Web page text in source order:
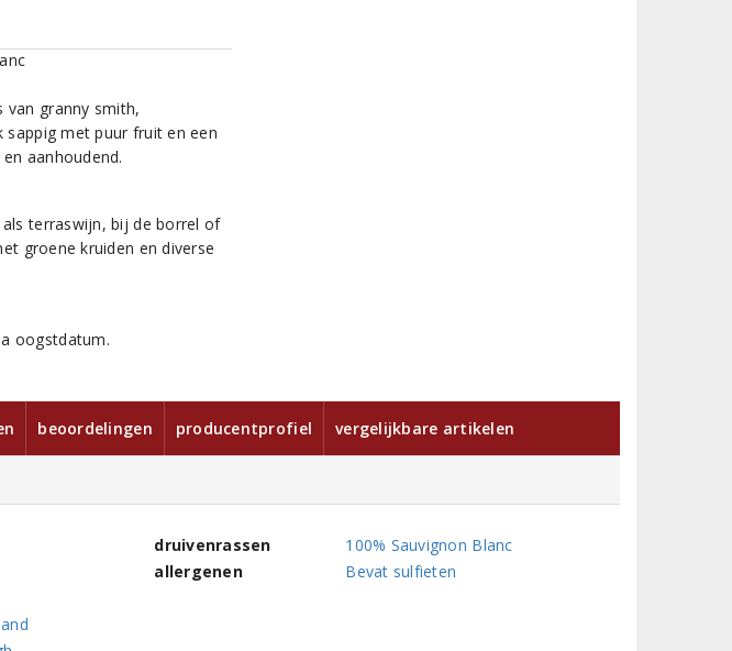
van granny smith,
sappig met puur fruit en een
aanhoudend.
terraswijn, bij de borrel of
groene kruiden en diverse
oogstdatum.
beoordelingen producentprofiel vergelijkbare artikelen
druivenrassen
100% Sauvignon Blanc
allergenen
Bevat sulfieten